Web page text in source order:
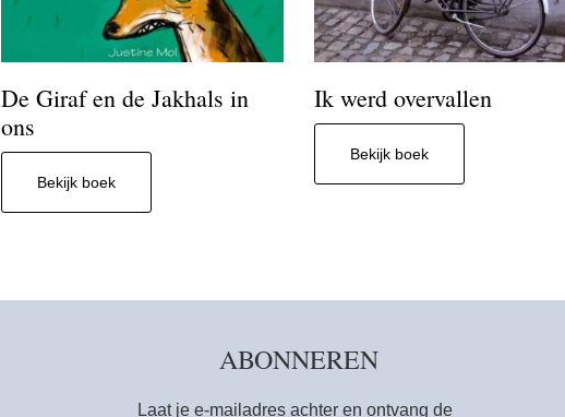
De Giraf en de Jakhals in
ons
Bekijk boek
Ik werd overvallen
Bekijk boek
ABONNEREN
Laat je e-mailadres achter en ontvang de